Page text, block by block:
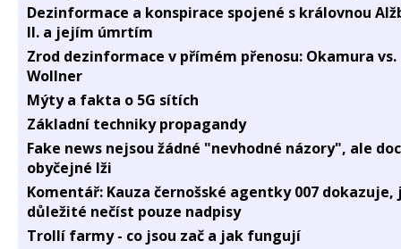
Dezinformace a konspirace spojené s královnou
II. a jejím úmrtím
Zrod dezinformace v přímém přenosu: Okamura vs.
Wollner
Mýty a fakta o 5G sítích
Základní techniky propagandy
Fake news nejsou žádné "nevhodné názory", ale
obyčejné lži
Komentář: Kauza černošské agentky 007 dokazuje,
důležité nečíst pouze nadpisy
Trollí farmy - co jsou zač a jak fungují